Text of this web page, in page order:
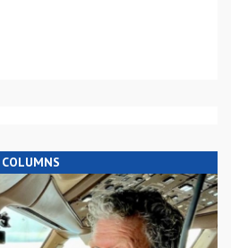
COLUMNS